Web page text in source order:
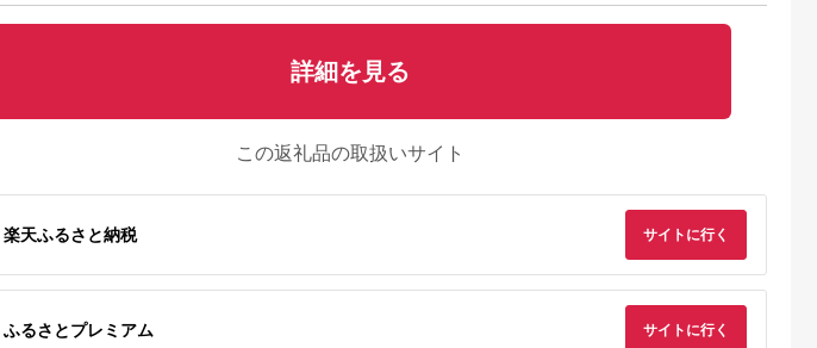
岐阜県 飛騨市
高知県 室戸市
詳細を見る
この返礼品の取扱いサイト
楽天ふるさと納税 サイトに行く
ふるさとプレミアム サイトに行く